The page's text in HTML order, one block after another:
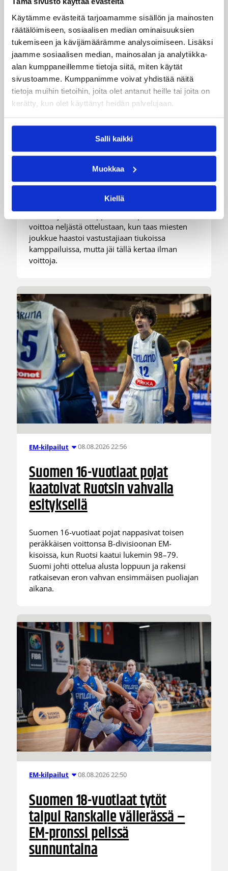
Käytämme evästeitä tarjoamamme sisällön ja mainosten
räätälöimiseen, sosiaalisen median ominaisuuksien
tukemiseen ja kävijämäärämme analysoimiseen. Lisäksi
jaamme sosiaalisen median, mainosalan ja analytiikka-
alan kumppaneillemme tietoja siitä, miten käytät
sivustoamme. Kumppanimme voivat yhdistää näitä
tietoja muihin tietoihin, joita olet antanut heille tai joita on
kerätty, kun olet käyttänyt heidän palvelujaan.
Salli kaikki
Muokkaa
Kiellä
Suomea edustavat 3×3-
joukkueet aloittivat Nordic Cup
-urakkansa Kööpenhaminassa
voittoa neljästä ottelustaan, kun taas miesten
joukkue haastoi vastustajiaan tiukoissa
kamppailuissa, mutta jäi tällä kertaa ilman
voittoja.
EM-kilpailut 08.08.2026 22:56
Suomen 16-vuotiaat pojat
kaatoivat Ruotsin vahvalla
esityksellä
Suomen 16-vuotiaat pojat nappasivat toisen
peräkkäisen voittonsa B-divisioonan EM-
kisoissa, kun Ruotsi kaatui lukemin 98–79.
Suomi johti ottelua alusta loppuun ja rakensi
ratkaisevan eron vahvan ensimmäisen puoliajan
aikana.
EM-kilpailut 08.08.2026 22:50
Suomen 18-vuotiaat tytöt
taipui Ranskalle välierässä –
EM-pronssi pelissä
sunnuntaina